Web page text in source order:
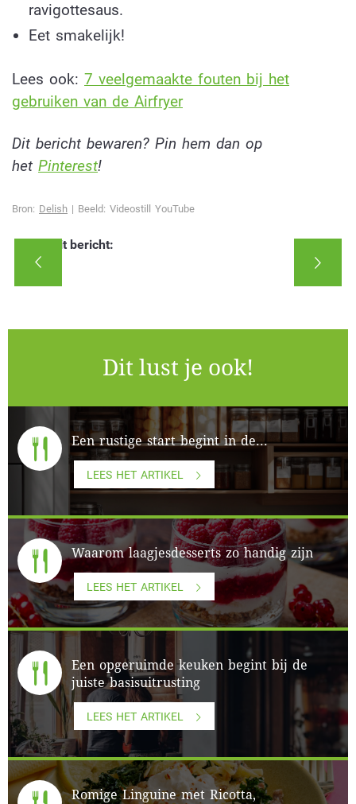
ravigottesaus.
Eet smakelijk!
Lees ook: 7 veelgemaakte fouten bij het
gebruiken van de Airfryer
Dit bericht bewaren? Pin hem dan op
het Pinterest!
Bron: Delish | Beeld: Videostill YouTube
Deel dit bericht:
Dit lust je ook!
Een rustige start begint in de...
LEES HET ARTIKEL
Waarom laagjesdesserts zo handig zijn
LEES HET ARTIKEL
Een opgeruimde keuken begint bij de
juiste basisuitrusting
LEES HET ARTIKEL
Romige Linguine met Ricotta,